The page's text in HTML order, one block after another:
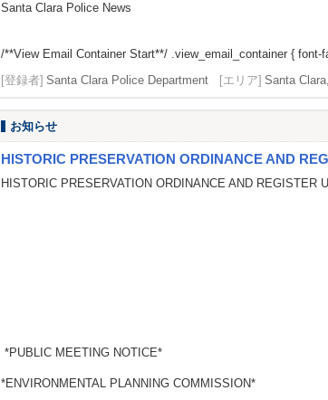
Santa Clara Police News
/**View Email Container Start**/ .view_email_container {
[登録者] Santa Clara Police Department [エリア] Santa
お知らせ
HISTORIC PRESERVATION ORDINANCE AND
HISTORIC PRESERVATION ORDINANCE AND REGISTER
*PUBLIC MEETING NOTICE*
*ENVIRONMENTAL PLANNING COMMISSION*